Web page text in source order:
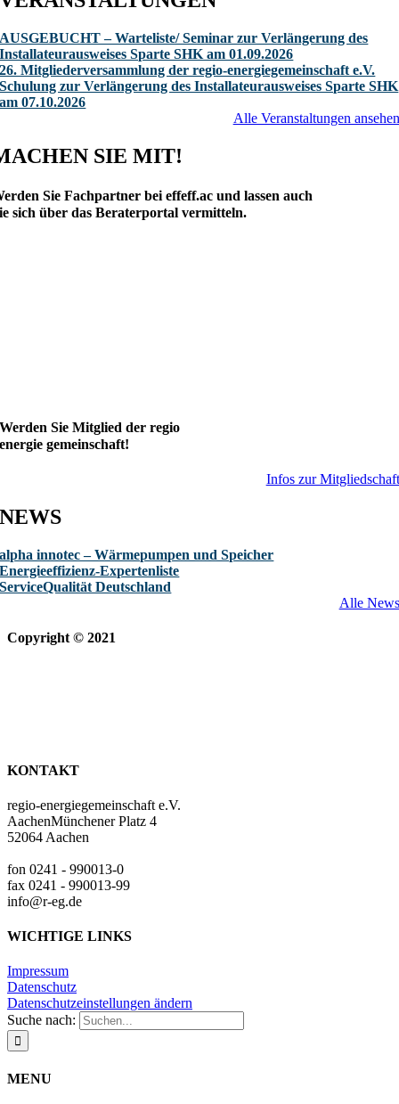
AUSGEBUCHT – Warteliste/ Seminar zur Verlängerung des
Installateurausweises Sparte SHK am 01.09.2026
26. Mitgliederversammlung der regio-energiegemeinschaft e.V.
Schulung zur Verlängerung des Installateurausweises Sparte SHK
am 07.10.2026
Alle Veranstaltungen ansehen
SIE MIT!
Sie Fachpartner bei effeff.ac und lassen auch
sich über das Beraterportal vermitteln.
Werden Sie Mitglied der regio
energie gemeinschaft!
Infos zur Mitgliedschaft
NEWS
alpha innotec – Wärmepumpen und Speicher
Energieeffizienz-Expertenliste
ServiceQualität Deutschland
Alle News
Copyright © 2021
KONTAKT
regio-energiegemeinschaft e.V.
AachenMünchener Platz 4
52064 Aachen
fon 0241 - 990013-0
fax 0241 - 990013-99
info@r-eg.de
WICHTIGE LINKS
Impressum
Datenschutz
Datenschutzeinstellungen ändern
Suche nach:
MENU